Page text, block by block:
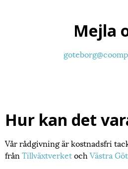
Mejla
Hur kan det
Vår rådgivning är kostnadsfri
frånTillväxtverketochVästra